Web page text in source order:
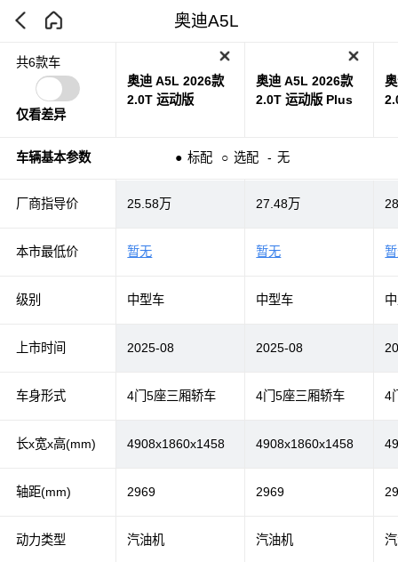
奥迪A5L
共6款车
仅看差异
奥迪 A5L 2026款
2.0T 运动版
奥迪 A5L 2026款
2.0T 运动版 Plus
车辆基本参数 ● 标配 ○ 选配 - 无
厂商指导价
本市最低价
级别
上市时间
车身形式
长x宽x高(mm)
轴距(mm)
动力类型
25.58万 27.48万
暂无 暂无
中型车 中型车
2025-08 2025-08
4门5座三厢轿车 4门5座三厢轿车 4
4908x1860x1458 4908x1860x1458
2969 2969
汽油机 汽油机